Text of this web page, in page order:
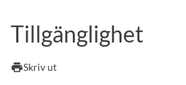
Andra söktjänster
Kurser och program
Tillgänglighet
printSkriv ut